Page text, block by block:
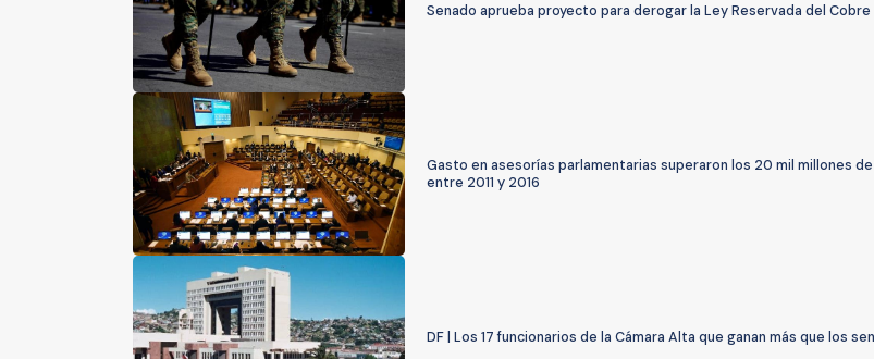
Senado aprueba proyecto para derogar la Ley Reservada del Cobre
Gasto en asesorías parlamentarias superaron los 20 mil millones
entre 2011 y 2016
DF | Los 17 funcionarios de la Cámara Alta que ganan más que los